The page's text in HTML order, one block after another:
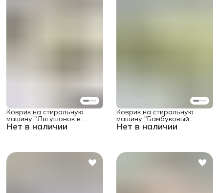
Нет в наличии
Коврик на стиральную
машину "Лягушонок в
сомбреро" защитный,
противоскользящий,
Нет в наличии
Коврик на стиральную
машину "Бамбуковый
релакс" защитный,
противоскользящий,